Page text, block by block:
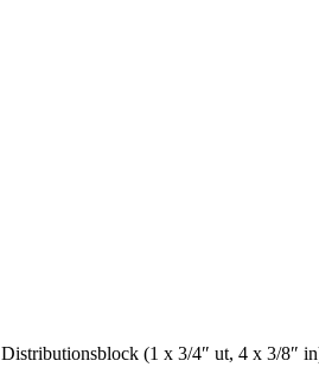
(1 x 3/4″ ut, 4 x 3/8″